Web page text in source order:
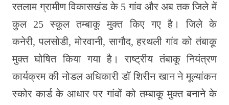
रतलाम ग्रामीण विकासखंड के 5 गांव और अब तक जिले में
कुल 25 स्कूल तम्बाकू मुक्त किए गए है। जिले के
कनेरी, पलसोडी, मोरवानी, सागौद, हरथली गांव को तंबाकू
मुक्त घोषित किया गया है। राष्ट्रीय तंबाकू नियंत्रण
कार्यक्रम की नोडल अधिकारी डॉ शिरीन खान ने मूल्यांकन
स्कोर कार्ड के आधार पर गांवों को तम्बाकू मुक्त बनाने के